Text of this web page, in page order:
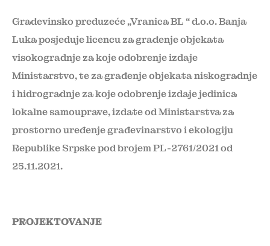
Građevinsko preduzeće „Vranica BL “ d.o.o. Banja
Luka posjeduje licencu za građenje objekata
visokogradnje za koje odobrenje izdaje
Ministarstvo, te za građenje objekata niskogradnje
i hidrogradnje za koje odobrenje izdaje jedinica
lokalne samouprave, izdate od Ministarstva za
prostorno uređenje građevinarstvo i ekologiju
Republike Srpske pod brojem PL-2761/2021 od
25.11.2021.
PROJEKTOVANJE